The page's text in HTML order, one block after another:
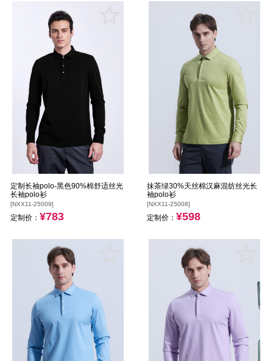
定制长袖polo-黑色90%棉舒适丝光
长袖polo衫
[NXX11-25009]
定制价： ¥783
抹茶绿30%天丝棉汉麻混纺丝光长
袖polo衫
[NXX11-25008]
定制价： ¥598